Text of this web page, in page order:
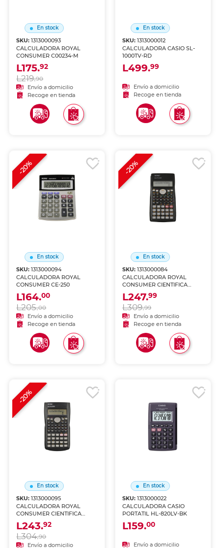
En stock
SKU:1313000093
CALCULADORA ROYAL
CONSUMER C00234-M
L175.92
L219.90
Envío a domicilio
Recoge en tienda
En stock
SKU: 1313000012
CALCULADORA CASIO SL-
1000TV-RD
L499.99
Envío a domicilio
Recoge en tienda
En stock
SKU:1313000094
CALCULADORA ROYAL
CONSUMER CE-250
L164.00
L205.00
Envío a domicilio
Recoge en tienda
-20%
En stock
SKU: 1313000084
CALCULADORA ROYAL
CONSUMER CIENTIFICA
52103T-M
L247.99
L309.99
Envío a domicilio
Recoge en tienda
-20%
En stock
SKU:1313000095
CALCULADORA ROYAL
CONSUMER CIENTIFICA
52102L-M
L243.92
L304.90
Envío a domicilio
-20%
En stock
SKU: 1313000022
CALCULADORA CASIO
PORTATIL HL-820LV-BK
L159.00
Envío a domicilio